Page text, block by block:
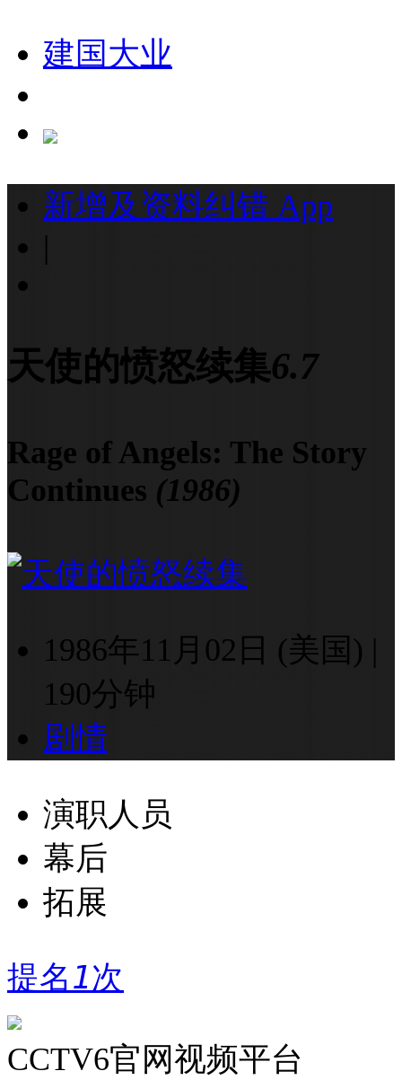
建国大业
新增及资料纠错 App
|
天使的愤怒续集6.7
Rage of Angels: The Story
Continues (1986)
1986年11月02日 (美国) |
190分钟
剧情
演职人员
幕后
拓展
提名1次
CCTV6官网视频平台